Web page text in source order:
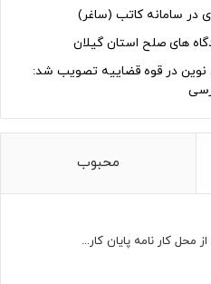
در سامانه کاتب (ساغر)
های صلح استان گیلان
نوین در قوه قضاییه تصویب شد:
محبوب
محل کار نامه پایان کار...